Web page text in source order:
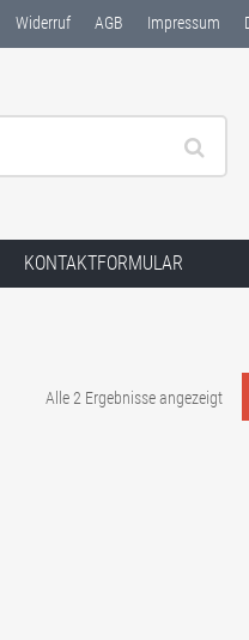
Widerruf AGB Impressum
KONTAKTFORMULAR
Alle 2 Ergebnisse angezeigt